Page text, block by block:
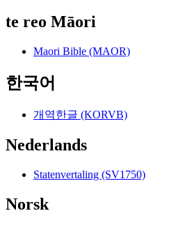
te reo Māori
Maori Bible (MAOR)
한국어
개역한글 (KORVB)
Nederlands
Statenvertaling (SV1750)
Norsk